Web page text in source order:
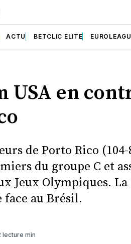
ACTU BETCLIC ELITE
USA en
de Porto Rico
du groupe C et
Jeux Olympiques.
au Brésil.
lecture min